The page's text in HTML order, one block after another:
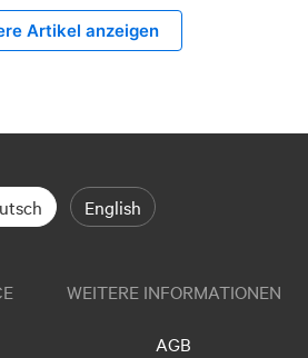
Artikel anzeigen
English
WEITERE INFORMATIONEN
AGB